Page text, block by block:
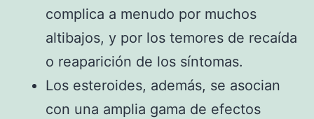
complica a menudo por muchos
altibajos, y por los temores de recaída
o reaparición de los síntomas.
Los esteroides, además, se asocian
con una amplia gama de efectos